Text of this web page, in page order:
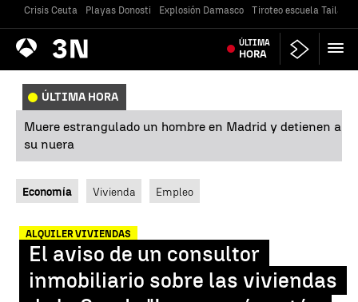
Crisis Ceuta Playas Donosti Explosión Damasco Tiroteo escuela
Antena
3 Noticias ÚLTIMA
HORA
ÚLTIMA HORA
Muere estrangulado un hombre en Madrid y detienen a
su nuera
Economía Vivienda Empleo
ALQUILER VIVIENDAS
El aviso de un consultor
inmobiliario sobre las viviendas